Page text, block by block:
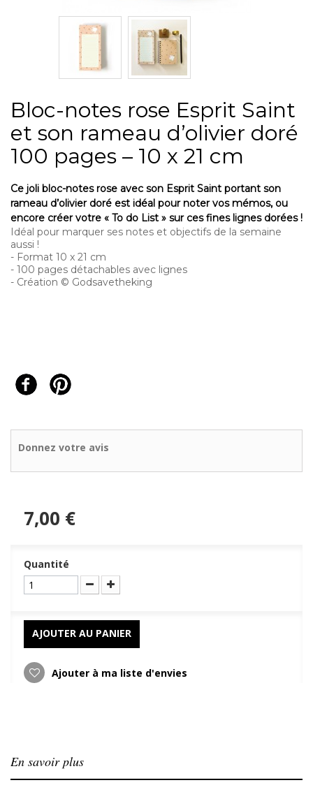
Bloc-notes rose Esprit Saint
et son rameau d’olivier doré
100 pages – 10 x 21 cm
Ce joli bloc-notes rose avec son Esprit Saint portant son
rameau d’olivier doré est idéal pour noter vos mémos, ou
encore créer votre « To do List » sur ces fines lignes dorées !
Idéal pour marquer ses notes et objectifs de la semaine
aussi !
- Format 10 x 21 cm
- 100 pages détachables avec lignes
- Création © Godsavetheking
Donnez votre avis
7,00 €
Quantité
AJOUTER AU PANIER
Ajouter à ma liste d'envies
En savoir plus